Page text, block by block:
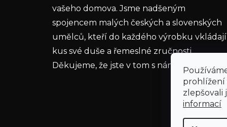
prohlížení
zlepšovali
informací
vašeho domova. Jsme nadšeným
spojencem malých českých a slovenských
umělců, kteří do každého výrobku vkládají
kus své duše a řemeslné zručnosti.
Děkujeme, že jste v tom s námi.